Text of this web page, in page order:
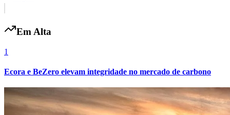
Em Alta
1
Ecora e BeZero elevam integridade no mercado de carbono